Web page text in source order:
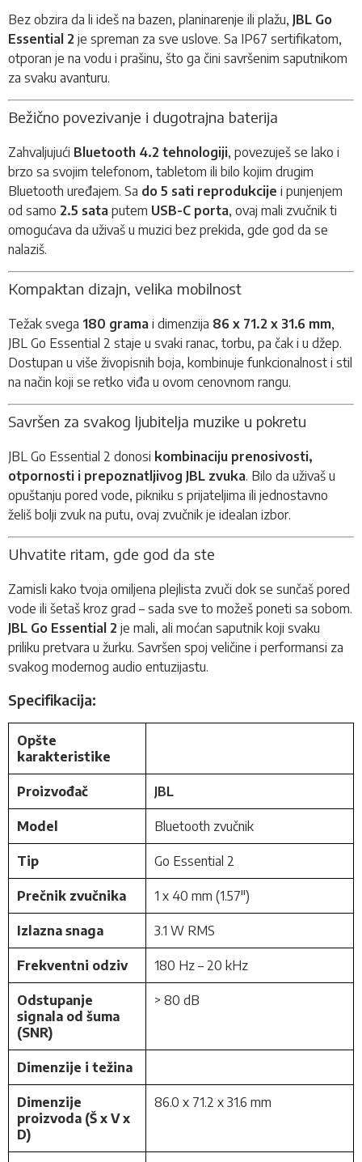
Bez obzira da li ideš na bazen, planinarenje ili plažu, JBL Go
Essential 2 je spreman za sve uslove. Sa IP67 sertifikatom,
otporan je na vodu i prašinu, što ga čini savršenim saputnikom
za svaku avanturu.
Bežično povezivanje i dugotrajna baterija
Zahvaljujući Bluetooth 4.2 tehnologiji, povezuješ se lako i
brzo sa svojim telefonom, tabletom ili bilo kojim drugim
Bluetooth uređajem. Sa do 5 sati reprodukcije i punjenjem
od samo 2.5 sata putem USB-C porta, ovaj mali zvučnik ti
omogućava da uživaš u muzici bez prekida, gde god da se
nalaziš.
Kompaktan dizajn, velika mobilnost
Težak svega 180 grama i dimenzija 86 x 71.2 x 31.6 mm,
JBL Go Essential 2 staje u svaki ranac, torbu, pa čak i u džep.
Dostupan u više živopisnih boja, kombinuje funkcionalnost i stil
na način koji se retko viđa u ovom cenovnom rangu.
Savršen za svakog ljubitelja muzike u pokretu
JBL Go Essential 2 donosi kombinaciju prenosivosti,
otpornosti i prepoznatljivog JBL zvuka. Bilo da uživaš u
opuštanju pored vode, pikniku s prijateljima ili jednostavno
želiš bolji zvuk na putu, ovaj zvučnik je idealan izbor.
Uhvatite ritam, gde god da ste
Zamisli kako tvoja omiljena plejlista zvuči dok se sunčaš pored
vode ili šetaš kroz grad – sada sve to možeš poneti sa sobom.
JBL Go Essential 2 je mali, ali moćan saputnik koji svaku
priliku pretvara u žurku. Savršen spoj veličine i performansi za
svakog modernog audio entuzijastu.
Specifikacija:
Opšte
karakteristike
Proizvođač JBL
Model Bluetooth zvučnik
Tip Go Essential 2
Prečnik zvučnika 1 x 40 mm (1.57")
Izlazna snaga 3.1 W RMS
Frekventni odziv 180 Hz – 20 kHz
Odstupanje
signala od šuma
(SNR)
> 80 dB
Dimenzije i težina
Dimenzije
proizvoda (Š x V x
D)
86.0 x 71.2 x 31.6 mm